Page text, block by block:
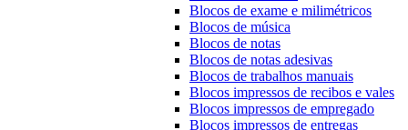
Blocos de exame e milimétricos
Blocos de música
Blocos de notas
Blocos de notas adesivas
Blocos de trabalhos manuais
Blocos impressos de recibos e vales
Blocos impressos de empregado
Blocos impressos de entregas